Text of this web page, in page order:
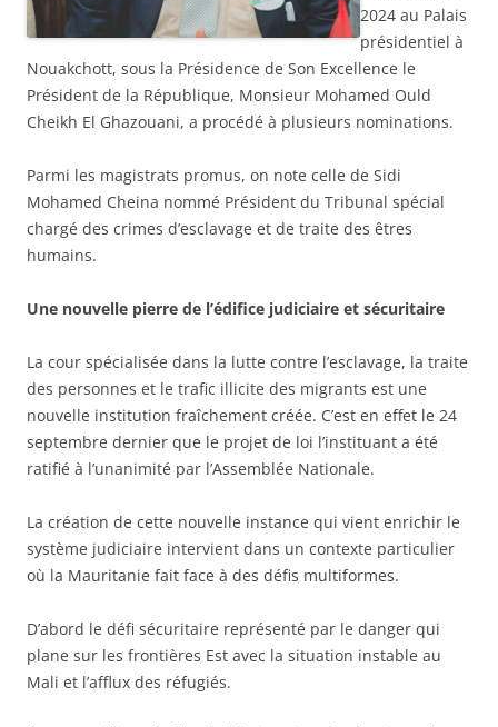
2024 au Palais
présidentiel à
Nouakchott, sous la Présidence de Son Excellence le
Président de la République, Monsieur Mohamed Ould
Cheikh El Ghazouani, a procédé à plusieurs nominations.
Parmi les magistrats promus, on note celle de Sidi
Mohamed Cheina nommé Président du Tribunal spécial
chargé des crimes d’esclavage et de traite des êtres
humains.
Une nouvelle pierre de l’édifice judiciaire et sécuritaire
La cour spécialisée dans la lutte contre l’esclavage, la traite
des personnes et le trafic illicite des migrants est une
nouvelle institution fraîchement créée. C’est en effet le 24
septembre dernier que le projet de loi l’instituant a été
ratifié à l’unanimité par l’Assemblée Nationale.
La création de cette nouvelle instance qui vient enrichir le
système judiciaire intervient dans un contexte particulier
où la Mauritanie fait face à des défis multiformes.
D’abord le défi sécuritaire représenté par le danger qui
plane sur les frontières Est avec la situation instable au
Mali et l’afflux des réfugiés.